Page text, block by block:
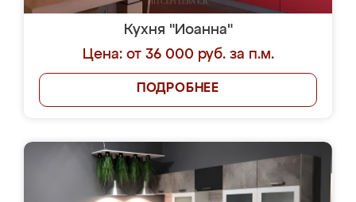
Кухня "Иоанна"
Цена: от 36 000 руб. за п.м.
ПОДРОБНЕЕ